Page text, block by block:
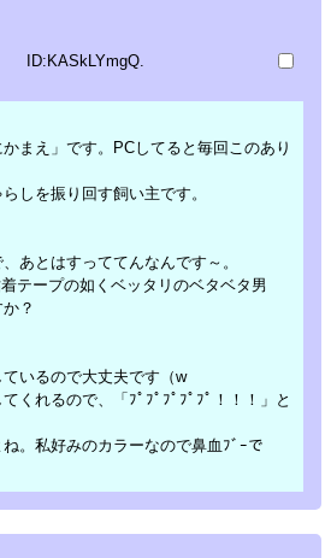
ID:KASkLYmgQ.
まえ」です。PCしてると毎回このあり
しを振り回す飼い主です。
あとはすっててんなんです～。
テープの如くベッタリのベタベタ男
？
いるので大丈夫です（w
くれるので、「ﾌﾟﾌﾟﾌﾟﾌﾟﾌﾟ！！！」と
。私好みのカラーなので鼻血ﾌﾞｰで